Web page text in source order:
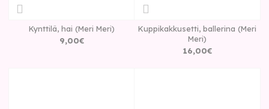
Kynttilä, hai (Meri Meri)
9,00€
Kuppikakkusetti, ballerina (Meri
Meri)
16,00€